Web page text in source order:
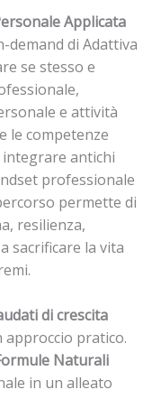
Applicata
demand di Adattiva
se stesso e
e attività
le competenze
antichi
professionale
permette di
resilienza,
sacrificare la vita
di crescita
approccio pratico.
Naturali
in un alleato